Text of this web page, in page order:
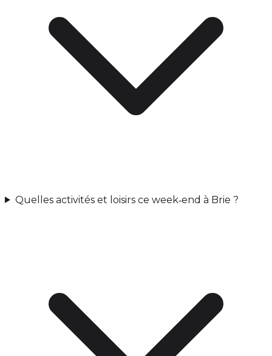
Quelles activités et loisirs ce week‑end à Brie ?